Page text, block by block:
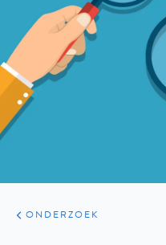
ARTIKELEN
ONDERZOEK
ONDERZOEK